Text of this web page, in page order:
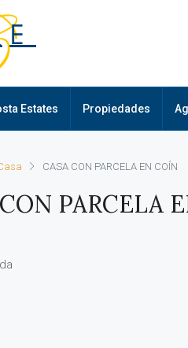
Estates Propiedades
CASA CON PARCELA EN COÍN
PARCELA